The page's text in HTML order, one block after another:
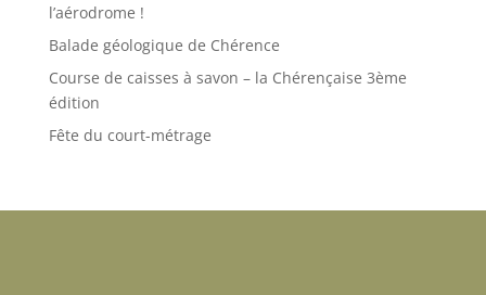
l’aérodrome !
Balade géologique de Chérence
Course de caisses à savon – la Chérençaise 3ème
édition
Fête du court-métrage